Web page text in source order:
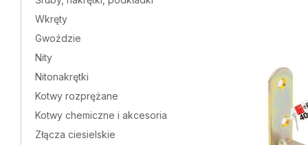
Wkręty
Gwoździe
Nity
Nitonakrętki
Kotwy rozprężane
Kotwy chemiczne i akcesoria
Złącza ciesielskie